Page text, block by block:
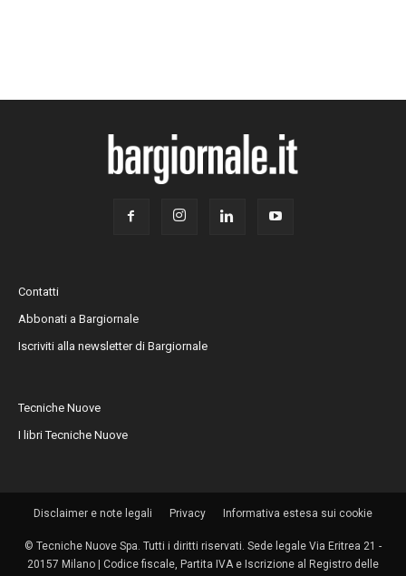
Contatti
Abbonati a Bargiornale
Iscriviti alla newsletter di Bargiornale
Tecniche Nuove
I libri Tecniche Nuove
Disclaimer e note legali Privacy Informativa estesa sui cookie
© Tecniche Nuove Spa. Tutti i diritti riservati. Sede legale Via Eritrea 21 -
20157 Milano | Codice fiscale, Partita IVA e Iscrizione al Registro delle